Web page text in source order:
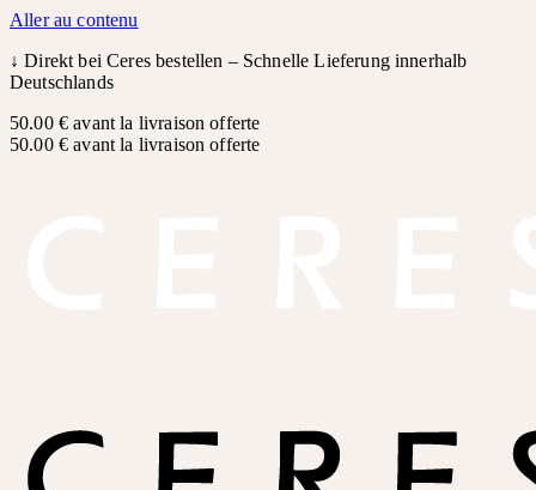
Aller au contenu
↓Direkt bei Ceres bestellen – Schnelle Lieferung innerhalb
Deutschlands
50.00 € avant la livraison offerte
50.00 € avant la livraison offerte